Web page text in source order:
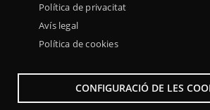
Política de privacitat
Avís legal
Política de cookies
CONFIGURACIÓ DE LES